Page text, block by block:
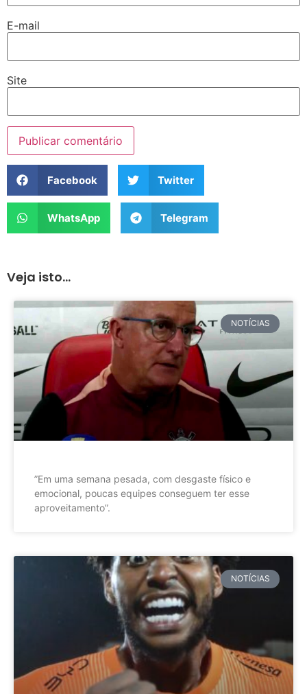
E-mail
Site
Facebook Twitter
WhatsApp Telegram
Veja isto...
NOTÍCIAS
”Em uma semana pesada, com desgaste físico e
emocional, poucas equipes conseguem ter esse
aproveitamento”.
NOTÍCIAS